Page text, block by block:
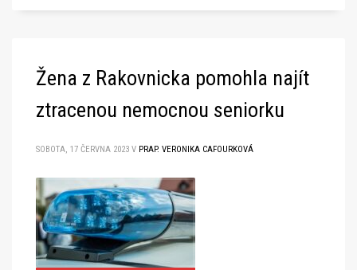
Žena z Rakovnicka pomohla najít
ztracenou nemocnou seniorku
SOBOTA, 17 ČERVNA 2023 V PRAP. VERONIKA CAFOURKOVÁ